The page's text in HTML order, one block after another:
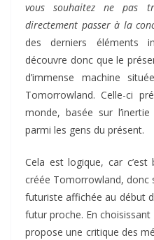
vous souhaitez ne pas
directement passer à la
des derniers éléments
découvre donc que le
d’immense machine
Tomorrowland. Celle-ci
monde, basée sur
parmi les gens du présent.
Cela est logique, car c’est
créée Tomorrowland, donc
futuriste affichée au début
futur proche. En
propose une critique des